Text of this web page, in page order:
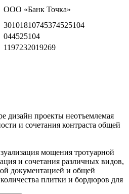
ООО «Банк Точка»
30101810745374525104
044525104
1197232019269
дизайн проекты неотъемлемая
и сочетания контраста общей
мощения тротуарной
и сочетания различных видов,
документацией и общей
плитки и бордюров для